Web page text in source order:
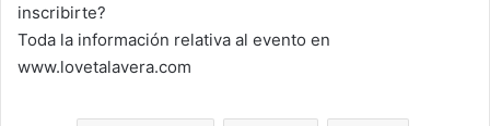
inscribirte?
Toda la información relativa al evento en
www.lovetalavera.com